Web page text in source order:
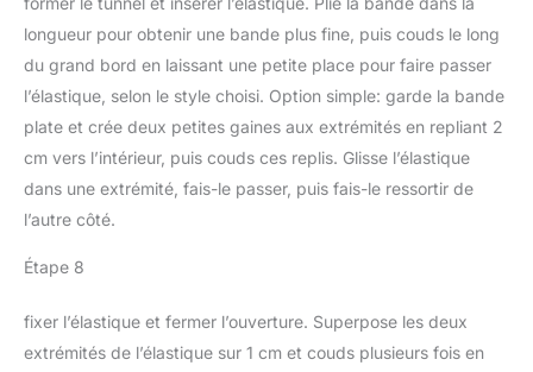
longueur pour obtenir une bande plus fine, puis couds le long
du grand bord en laissant une petite place pour faire passer
l’élastique, selon le style choisi. Option simple: garde la bande
plate et crée deux petites gaines aux extrémités en repliant 2
cm vers l’intérieur, puis couds ces replis. Glisse l’élastique
dans une extrémité, fais-le passer, puis fais-le ressortir de
l’autre côté.
Étape 8
fixer l’élastique et fermer l’ouverture. Superpose les deux
extrémités de l’élastique sur 1 cm et couds plusieurs fois en